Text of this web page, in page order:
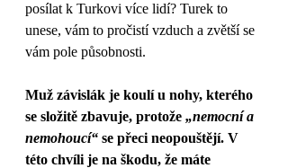
posílat k Turkovi více lidí? Turek to
unese, vám to pročistí vzduch a zvětší se
vám pole působnosti.
Muž závislák je koulí u nohy, kterého
se složitě zbavuje, protože „nemocní a
nemohoucí“ se přeci neopouštějí. V
této chvíli je na škodu, že máte